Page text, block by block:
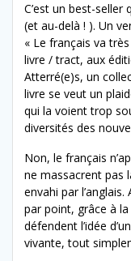
C’est un best-
(et au-delà ! ). Un
« Le français va
livre / tract, aux
Atterré(e)s, un
livre se veut un
qui la voient trop
diversités des
Non, le français
ne massacrent pas
envahi par
par point, grâce à
défendent l’idée
vivante, tout